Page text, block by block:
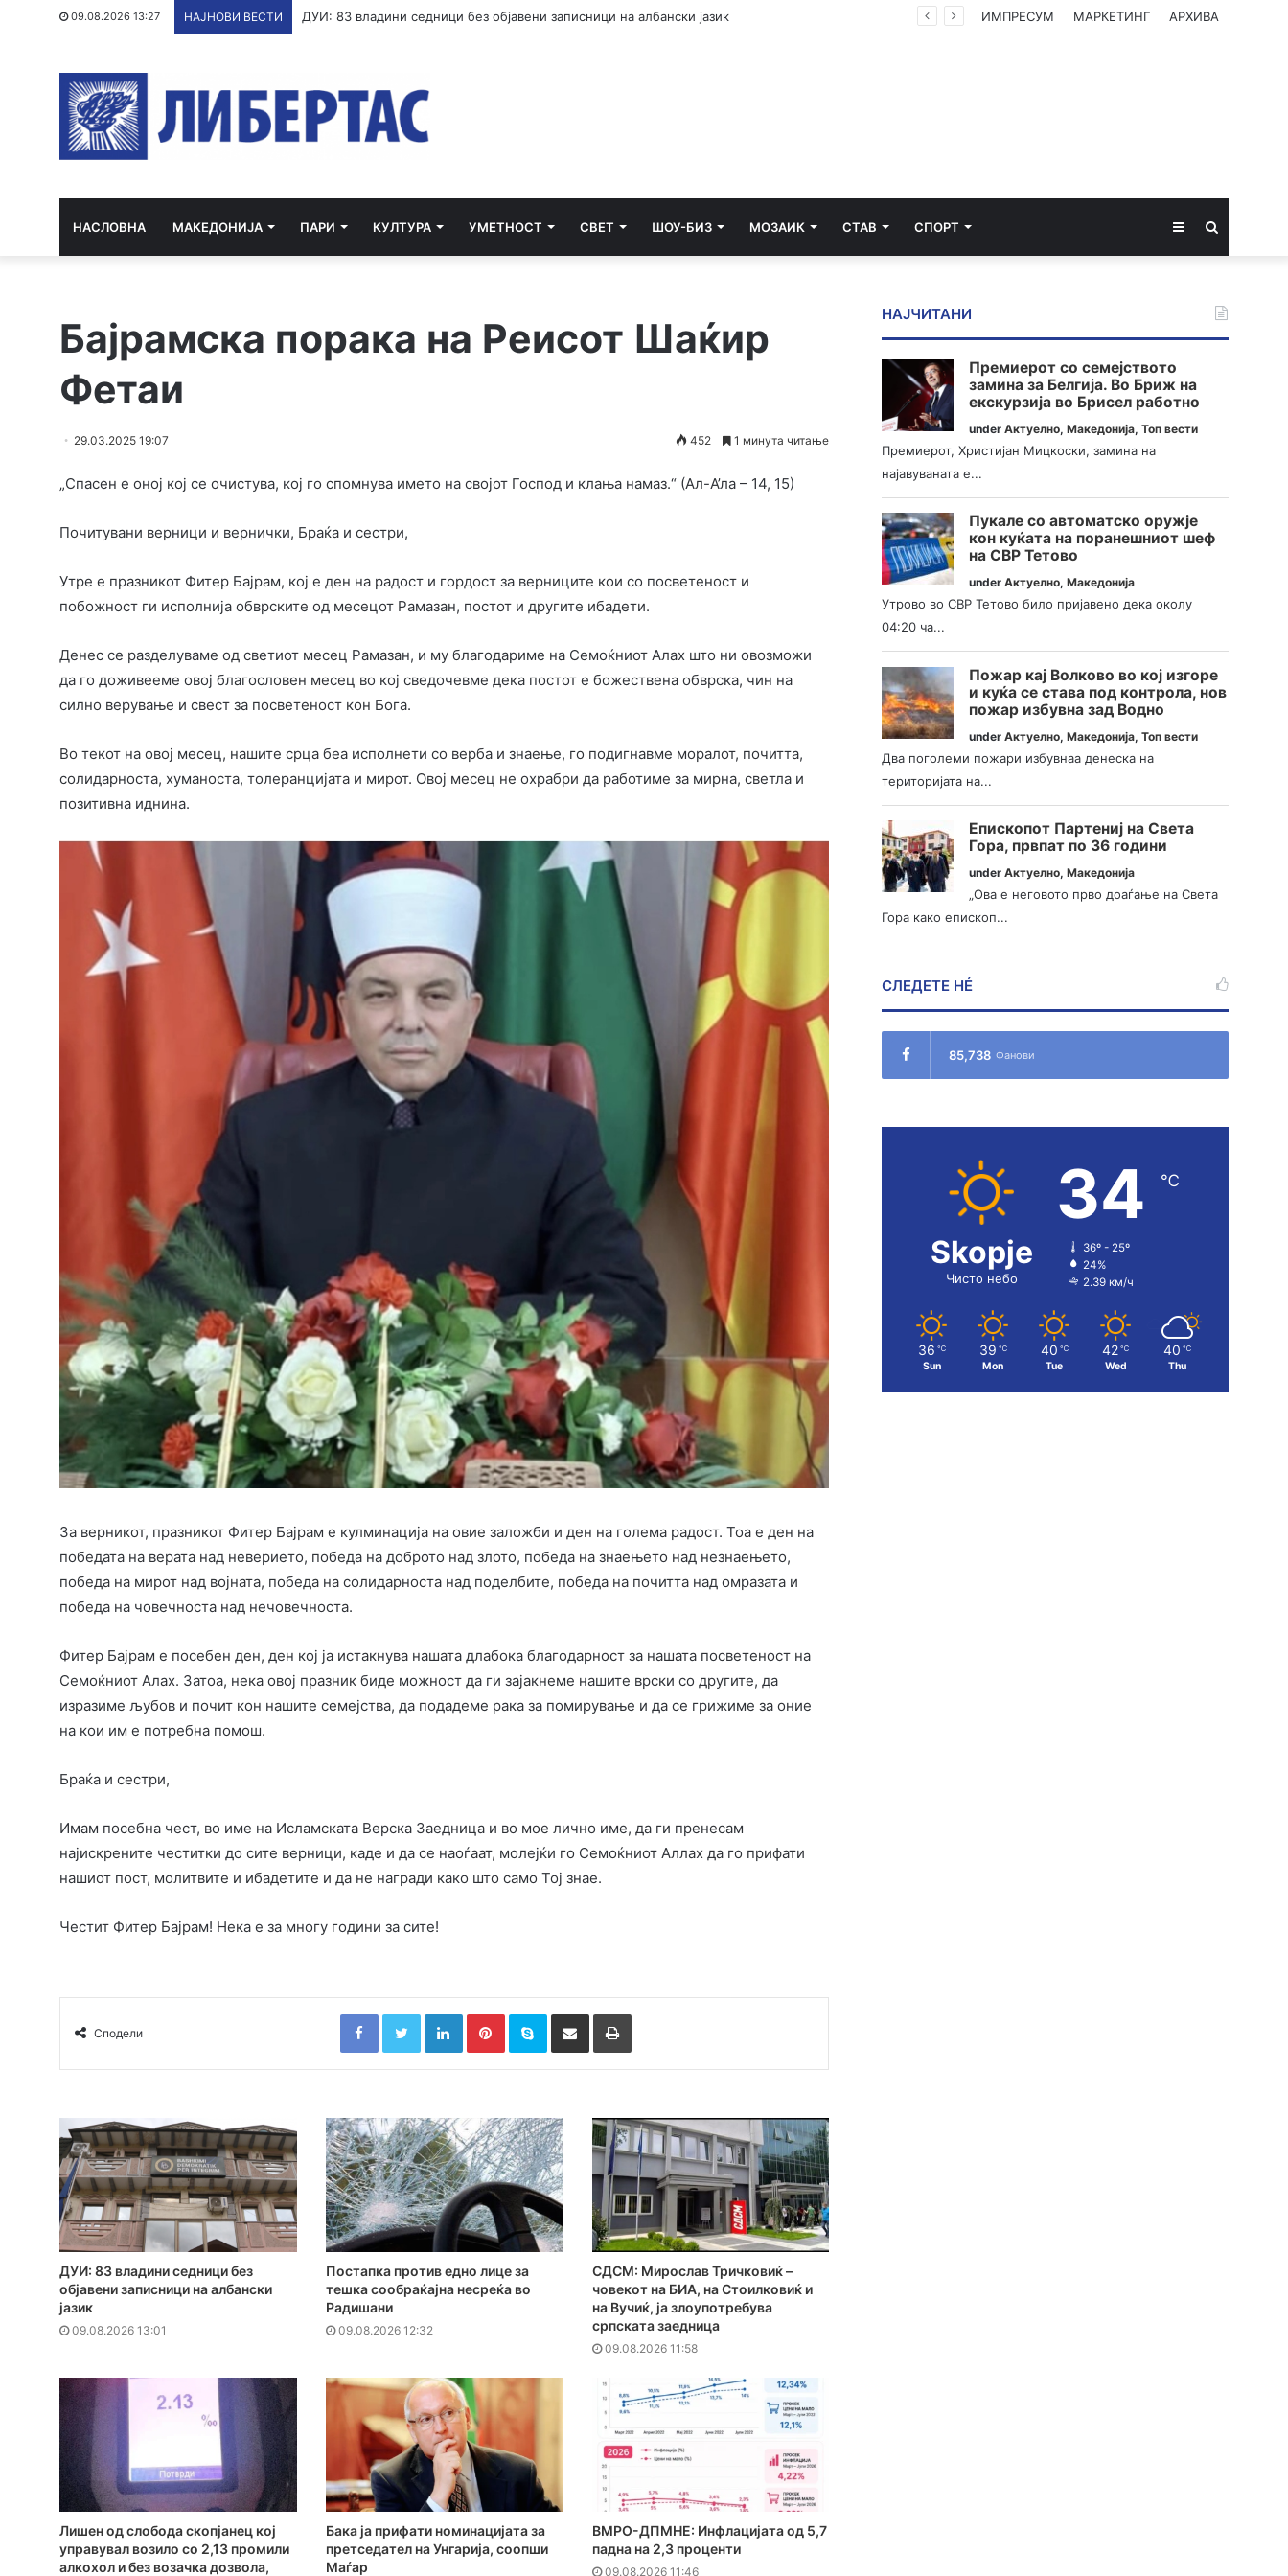
09.08.2026 13:27 НАЈНОВИ ВЕСТИ Постапка против едно лице за тешка сообраќајна несреќа во Радишани ИМПРЕСУМ МАРКЕТИНГ АРХИВА
НАСЛОВНА МАКЕДОНИЈА ПАРИ КУЛТУРА УМЕТНОСТ СВЕТ ШОУ-БИЗ МОЗАИК СТАВ СПОРТ Sidebar
Бајрамска порака на Реисот Шаќир
Фетаи
29.03.2025 19:07 452 1 минута читање
„Спасен е оној кој се очистува, кој го спомнува името на својот Господ и клања намаз.“ (Ал-А’ла – 14, 15)
Почитувани верници и вернички, Браќа и сестри,
Утре е празникот Фитер Бајрам, кој е ден на радост и гордост за верниците кои со посветеност и
побожност ги исполнија обврските од месецот Рамазан, постот и другите ибадети.
Денес се разделуваме од светиот месец Рамазан, и му благодариме на Семоќниот Алах што ни овозможи
да го доживееме овој благословен месец во кој сведочевме дека постот е божествена обврска, чин на
силно верување и свест за посветеност кон Бога.
Во текот на овој месец, нашите срца беа исполнети со верба и знаење, го подигнавме моралот, почитта,
солидарноста, хуманоста, толеранцијата и мирот. Овој месец не охрабри да работиме за мирна, светла и
позитивна иднина.
За верникот, празникот Фитер Бајрам е кулминација на овие заложби и ден на голема радост. Тоа е ден на
победата на верата над неверието, победа на доброто над злото, победа на знаењето над незнаењето,
победа на мирот над војната, победа на солидарноста над поделбите, победа на почитта над омразата и
победа на човечноста над нечовечноста.
Фитер Бајрам е посебен ден, ден кој ја истакнува нашата длабока благодарност за нашата посветеност на
Семоќниот Алах. Затоа, нека овој празник биде можност да ги зајакнеме нашите врски со другите, да
изразиме љубов и почит кон нашите семејства, да подадеме рака за помирување и да се грижиме за оние
на кои им е потребна помош.
Браќа и сестри,
Имам посебна чест, во име на Исламската Верска Заедница и во мое лично име, да ги пренесам
најискрените честитки до сите верници, каде и да се наоѓаат, молејќи го Семоќниот Аллах да го прифати
нашиот пост, молитвите и ибадетите и да не награди како што само Тој знае.
Честит Фитер Бајрам! Нека е за многу години за сите!
Сподели
FacebookTwitterLinkedInPinterestSkype Сподели преку Е-маил Испринтај
ДУИ: 83 владини седници без
објавени записници на албански
јазик
09.08.2026 13:01
Постапка против едно лице за
тешка сообраќајна несреќа во
Радишани
09.08.2026 12:32
СДСМ: Мирослав Тричковиќ –
човекот на БИА, на Стоилковиќ и
на Вучиќ, ја злоупотребува
српската заедница
09.08.2026 11:58
Лишен од слобода скопјанец кој
управувал возило со 2,13 промили
алкохол и без возачка дозвола,
Бака ја прифати номинацијата за
претседател на Унгарија, соопши
Маѓар
ВМРО-ДПМНЕ: Инфлацијата од 5,7
падна на 2,3 проценти
09.08.2026 11:46
НАЈЧИТАНИ
Премиерот со семејството
замина за Белгија. Во Бриж на
екскурзија во Брисел работно
underАктуелно,Македонија,Топ вести
Премиерот, Христијан Мицкоски, замина на
најавуваната е...
Пукале со автоматско оружје
кон куќата на поранешниот шеф
на СВР Тетово
underАктуелно,Македонија
Утрово во СВР Тетово било пријавено дека околу
04:20 ча...
Пожар кај Волково во кој изгоре
и куќа се става под контрола, нов
пожар избувна зад Водно
underАктуелно,Македонија,Топ вести
Два поголеми пожари избувнаа денеска на
територијата на...
Епископот Партениј на Света
Гора, првпат по 36 години
underАктуелно,Македонија
„Ова е неговото прво доаѓање на Света
Гора како епископ...
СЛЕДЕТЕ НÉ
85,738 Фанови
Skopje
Чисто небо
34 ℃
36º - 25º
24%
2.39 км/ч
36 ℃
Sun
39 ℃
Mon
40 ℃
Tue
42 ℃
Wed
40 ℃
Thu